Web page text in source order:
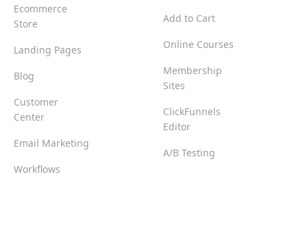
Ecommerce
Store
Landing Pages
Blog
Customer
Center
Email Marketing
Workflows
Add to Cart
Online Courses
Membership
Sites
ClickFunnels
Editor
A/B Testing